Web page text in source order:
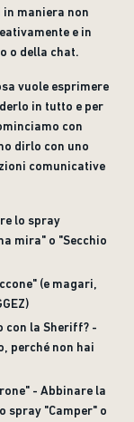
maniera non
e in
o della chat.
vuole esprimere
in tutto e per
con
dirlo con uno
comunicative
lo spray
mira" o "Secchio
(e magari,
con la Sheriff? -
perché non hai
- Abbinare la
spray "Camper" o